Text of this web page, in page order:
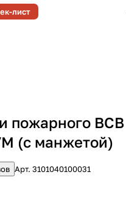
лист
пожарного ВСВ
(с манжетой)
Арт.3101040100031